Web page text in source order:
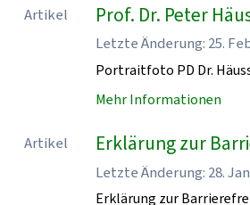
Artikel Prof. Dr. Peter
Letzte Änderung: 25.
Portraitfoto PD Dr.
Mehr Informationen
Artikel Erklärung zur
Letzte Änderung: 28.
Erklärung zur